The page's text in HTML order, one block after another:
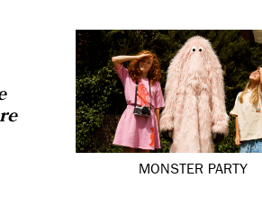
MONSTER PARTY